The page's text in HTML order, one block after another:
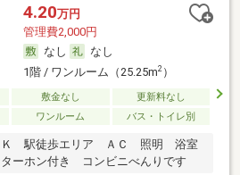
4.20万円
管理費2,000円
なし
なし
1階 / ワンルーム（25.25m2）
敷金なし
更新料なし
ワンルーム バス・トイレ別
Ｋ 駅徒歩エリア ＡＣ 照明 浴室
ーホン付き コンビニべんりです